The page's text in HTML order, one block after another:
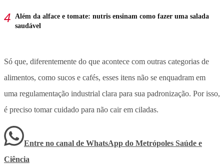
Além da alface e tomate: nutris ensinam como fazer uma salada
saudável
Só que, diferentemente do que acontece com outras categorias de
alimentos, como sucos e cafés, esses itens não se enquadram em
uma regulamentação industrial clara para sua padronização. Por isso,
é preciso tomar cuidado para não cair em ciladas.
Entre no canal de WhatsApp do Metrópoles Saúde e
Ciência